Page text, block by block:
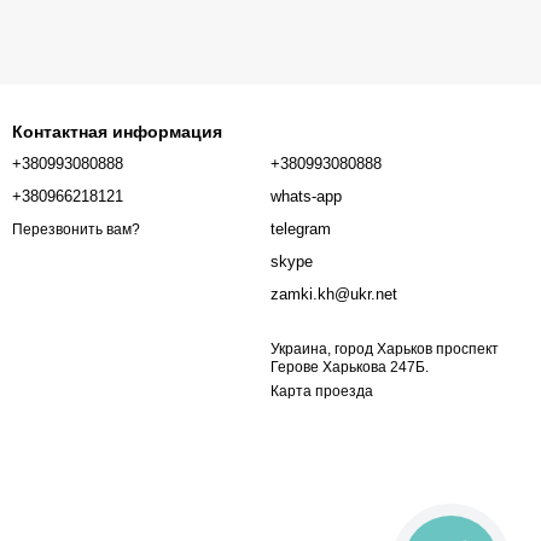
Контактная информация
+380993080888
+380966218121
Перезвонить вам?
+380993080888
whats-app
telegram
skype
zamki.kh@ukr.net
Украина, город Харьков проспект
Герове Харькова 247Б.
Карта проезда